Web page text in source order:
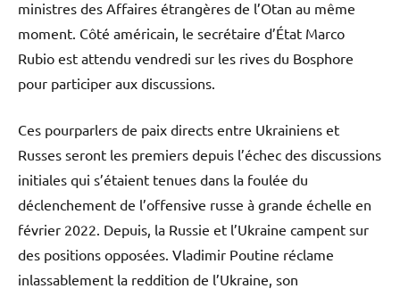
ministres des Affaires étrangères de l’Otan au même
moment. Côté américain, le secrétaire d’État Marco
Rubio est attendu vendredi sur les rives du Bosphore
pour participer aux discussions.
Ces pourparlers de paix directs entre Ukrainiens et
Russes seront les premiers depuis l’échec des discussions
initiales qui s’étaient tenues dans la foulée du
déclenchement de l’offensive russe à grande échelle en
février 2022. Depuis, la Russie et l’Ukraine campent sur
des positions opposées. Vladimir Poutine réclame
inlassablement la reddition de l’Ukraine, son